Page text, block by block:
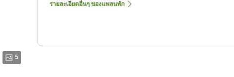
5
รายละเอียดอื่นๆ ของแพลนพัก